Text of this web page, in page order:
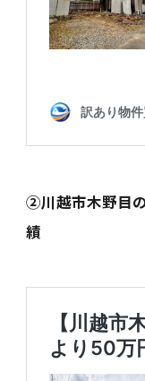
②川越市木野目
績